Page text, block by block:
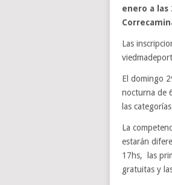
enero a las
Las
El domingo
nocturna de
las
La
estarán
17hs, las
gratuitas y